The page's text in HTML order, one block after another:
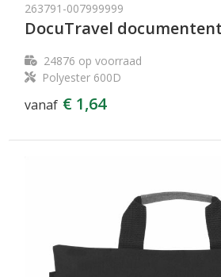
263791-007999999
DocuTravel
24876 op voorraad
Polyester 600D
vanaf € 1,64